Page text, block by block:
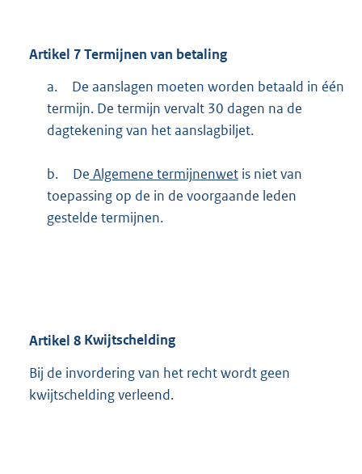
Artikel 7Termijnen van betaling
a.
De aanslagen moeten worden betaald in één
termijn. De termijn vervalt 30 dagen na de
dagtekening van het aanslagbiljet.
b. De Algemene termijnenwetis niet van
toepassing op de in de voorgaande leden
gestelde termijnen.
Artikel 8 Kwijtschelding
Bij de invordering van het recht wordt geen
kwijtschelding verleend.